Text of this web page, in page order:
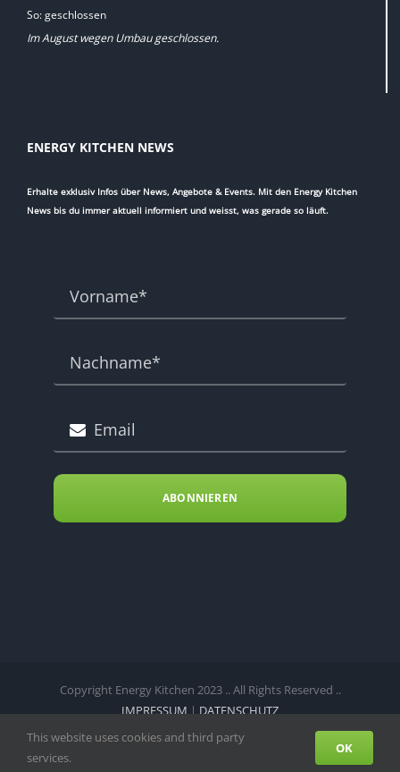
So: geschlossen
Im August wegen Umbau geschlossen.
ENERGY KITCHEN NEWS
Erhalte exklusiv Infos über News, Angebote & Events. Mit den Energy Kitchen
News bis du immer aktuell informiert und weisst, was gerade so läuft.
ABONNIEREN
Copyright Energy Kitchen 2023 .. All Rights Reserved ..
IMPRESSUM|DATENSCHUTZ
FacebookInstagramTelefon
This website uses cookies and third party
services.
OK